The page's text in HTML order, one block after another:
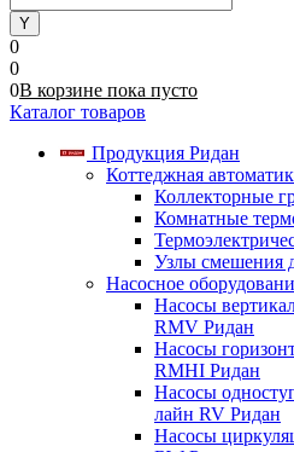
0
0
0В корзине пока пусто
Каталог товаров
Продукция Ридан
Коттеджная
Коллекторные
Комнатные
Узлы смешения
Насосное
Насосы
RMV Ридан
Насосы
RMHI Ридан
Насосы
лайн RV Ридан
Насосы